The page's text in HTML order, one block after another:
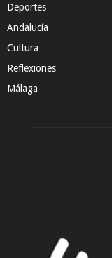
Deportes
Andalucía
Cultura
Reflexiones
Málaga